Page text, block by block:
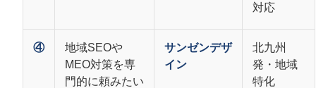
対応
④
地域SEOや
MEO対策を専
門的に頼みたい
サンゼンデザ
イン
北九州
発・地域
特化